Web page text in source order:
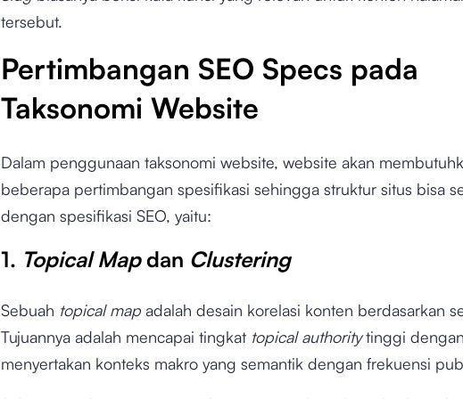
tersebut.
Pertimbangan SEO Specs pada
Taksonomi Website
Dalam penggunaan taksonomi website, website akan
beberapa pertimbangan spesifikasi sehingga struktur situs bisa
dengan spesifikasi SEO, yaitu:
1. Topical Mapdan Clustering
Sebuah topical mapadalah desain korelasi konten berdasarkan
Tujuannya adalah mencapai tingkat topical authoritytinggi dengan
menyertakan konteks makro yang semantik dengan frekuensi